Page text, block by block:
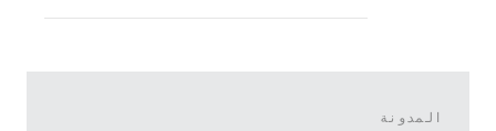
المدونة